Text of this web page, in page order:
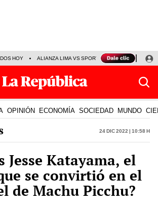
HOY ALIANZA LIMA VS SPORT BOYS JORGE
OPINIÓN ECONOMÍA SOCIEDAD MUNDO
24 Dic 2022 | 10:58 h
Jesse Katayama, el
se convirtió en el
de Machu Picchu?